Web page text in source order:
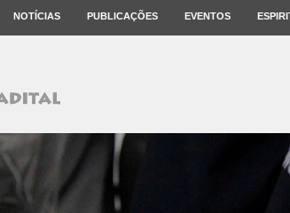
NOTÍCIAS PUBLICAÇÕES EVENTOS